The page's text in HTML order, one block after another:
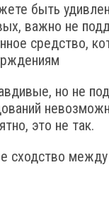
быть
важно не
средство,
но не
это не так.
сходство